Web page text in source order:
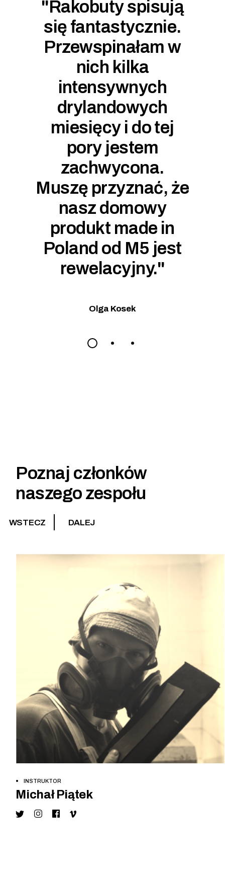
"Rakobuty spisują
się fantastycznie.
Przewspinałam w
nich kilka
intensywnych
drylandowych
miesięcy i do tej
pory jestem
zachwycona.
Muszę przyznać, że
nasz domowy
produkt made in
Poland od M5 jest
rewelacyjny."
Olga Kosek
Poznaj członków
naszego zespołu
WSTECZ DALEJ
INSTRUKTOR
Michał Piątek